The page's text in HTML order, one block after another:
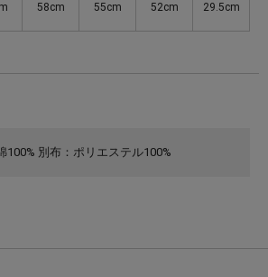
58cm 55cm 52cm 29.5cm
100% 別布：ポリエステル100%